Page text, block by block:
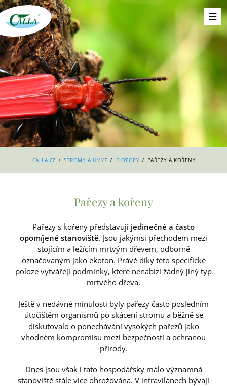
CALLA.CZ / STROMY A HMYZ / BIOTOPY / PAŘEZY A KOŘENY
Pařezy a kořeny
Pařezy s kořeny představují jedinečné a často
opomíjené stanoviště. Jsou jakýmsi přechodem mezi
stojícím a ležícím mrtvým dřevem, odborně
označovaným jako ekoton. Právě díky této specifické
poloze vytvářejí podmínky, které nenabízí žádný jiný typ
mrtvého dřeva.
Ještě v nedávné minulosti byly pařezy často posledním
útočištěm organismů po skácení stromu a běžně se
diskutovalo o ponechávání vysokých pařezů jako
vhodném kompromisu mezi bezpečností a ochranou
přírody.
Dnes jsou však i tato hospodářsky málo významná
stanoviště stále více ohrožována. V intravilánech bývají